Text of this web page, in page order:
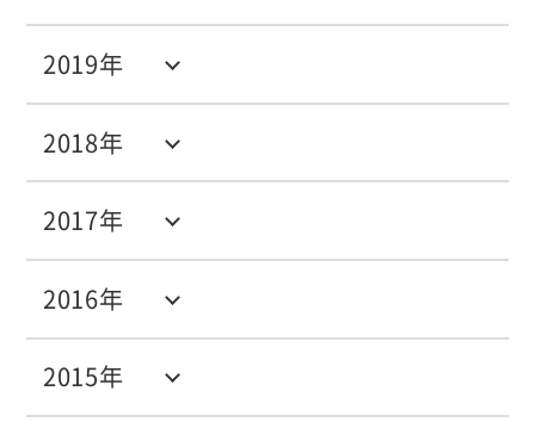
2015年
2016年
2017年
2018年
2019年